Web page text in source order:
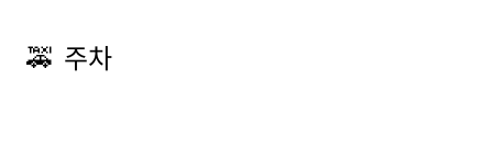
🚕 주차